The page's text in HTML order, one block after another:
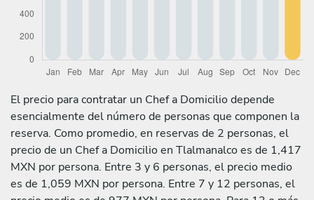
El precio para contratar un Chef a Domicilio depende
esencialmente del número de personas que componen la
reserva. Como promedio, en reservas de 2 personas, el
precio de un Chef a Domicilio en Tlalmanalco es de 1,417
MXN por persona. Entre 3 y 6 personas, el precio medio
es de 1,059 MXN por persona. Entre 7 y 12 personas, el